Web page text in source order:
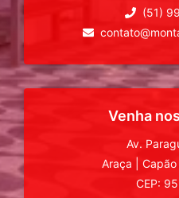
(51)
Venha
Av.
Araça
Capão
CEP: